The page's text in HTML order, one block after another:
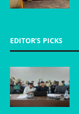
EDITOR’S PICKS